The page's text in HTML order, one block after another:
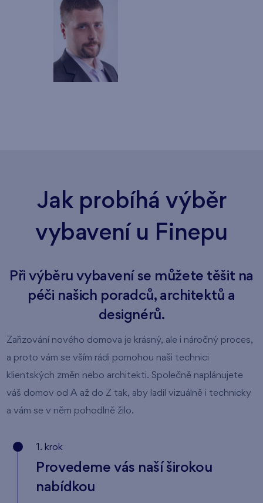
Jak probíhá výběr
vybavení u Finepu
Při výběru vybavení se můžete těšit na
péči našich poradců, architektů a
designérů.
Zařizování nového domova je krásný, ale i náročný proces,
a proto vám se vším rádi pomohou naši technici
klientských změn nebo architekti. Společně naplánujete
váš domov od A až do Z tak, aby ladil vizuálně i technicky
a vám se v něm pohodlně žilo.
1. krok
Provedeme vás naší širokou
nabídkou